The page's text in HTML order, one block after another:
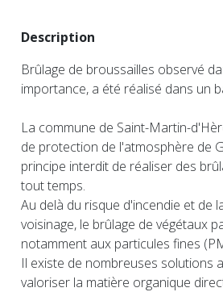
Description
Brûlage de broussailles observé
importance, a été réalisé dans un
La commune de Saint-Martin-
de protection de l'atmosphère de
principe interdit de réaliser des
tout temps.
Au delà du risque d'incendie et de
voisinage, le brûlage de végétaux
notamment aux particules fines
Il existe de nombreuses solutions
valoriser la matière organique